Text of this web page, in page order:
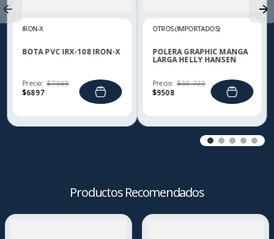
IRON-X
BOTA PVC IRX-108 IRON-X
Precio:
$6897
$7303
OTROS (IMPORTADOS)
POLERA GRAPHIC MANGA
LARGA HELLY HANSEN
Precio:
$9508
$30.722
Productos Recomendados